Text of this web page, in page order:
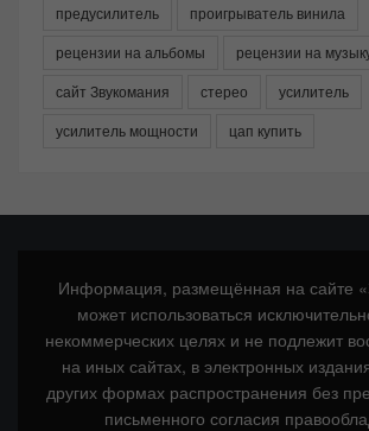
предусилитель
проигрыватель винила
рецензии на альбомы
рецензии на
сайт Звукомания
стерео
усилитель
усилитель мощности
цап купить
Информация, размещённая на сайте
может использоваться
некоммерческих целях и не подлежит
на иных сайтах, в электронных
других формах распространения без
письменного согласия